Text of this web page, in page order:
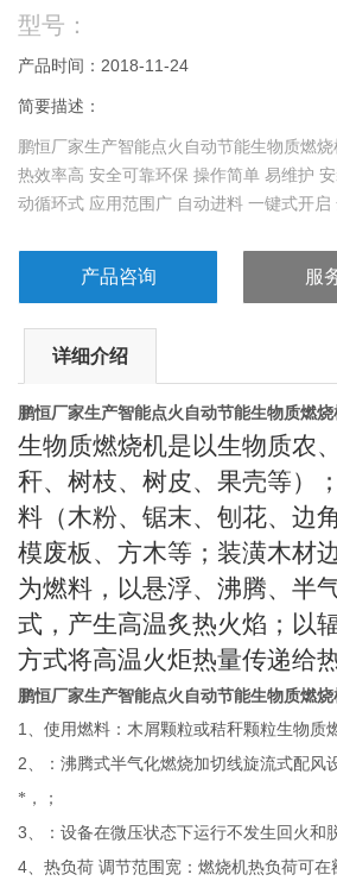
型号：
产品时间：2018-11-24
简要描述：
鹏恒厂家生产智能点火自动节能生物质燃
热效率高 安全可靠环保 操作简单 易维护
动循环式 应用范围广 自动进料 一键式开启
产品咨询 服
详细介绍
鹏恒厂家生产智能点火自动节能生物质燃
生物质燃烧机是以生物质农
秆、树枝、树皮、果壳等）
料（木粉、锯末、刨花、边
模废板、方木等；装潢木材
为燃料，以悬浮、沸腾、半
式，产生高温炙热火焰；以
方式将高温火炬热量传递给
鹏恒厂家生产智能点火自动节能生物质燃
1、使用燃料：木屑颗粒或秸秆颗粒生物质
2、：沸腾式半气化燃烧加切线旋流式配风
*，；
3、：设备在微压状态下运行不发生回火和
4、热负荷 调节范围宽：燃烧机热负荷可在